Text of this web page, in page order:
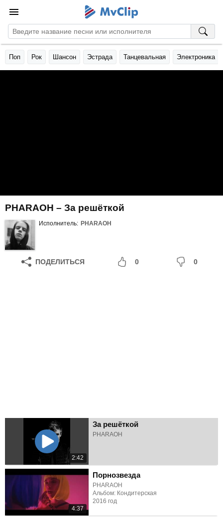
Поп Рок Шансон Эстрада Танцевальная Электроника
PHARAOH – За решёткой
Исполнитель: PHARAOH
ПОДЕЛИТЬСЯ 0 0
2:42
За решёткой
PHARAOH
4:37
Порнозвезда
PHARAOH
Альбом: Кондитерская
2016 год